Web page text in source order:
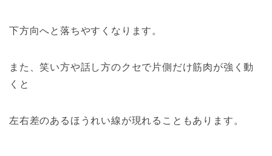
下方向へと落ちやすくなります。
また、笑い方や話し方のクセで片側だけ筋肉が強く動
くと
左右差のあるほうれい線が現れることもあります。